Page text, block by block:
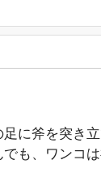
に斧を突き
も、ワンコ